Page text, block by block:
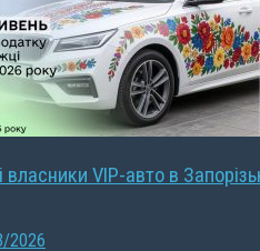
VIP-авто в
2026